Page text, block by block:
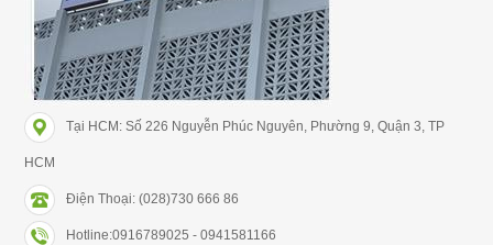
Tại HCM: Số 226 Nguyễn Phúc Nguyên, Phường 9, Quận 3, TP
HCM
Điện Thoại: (028)730 666 86
Hotline:0916789025 - 0941581166